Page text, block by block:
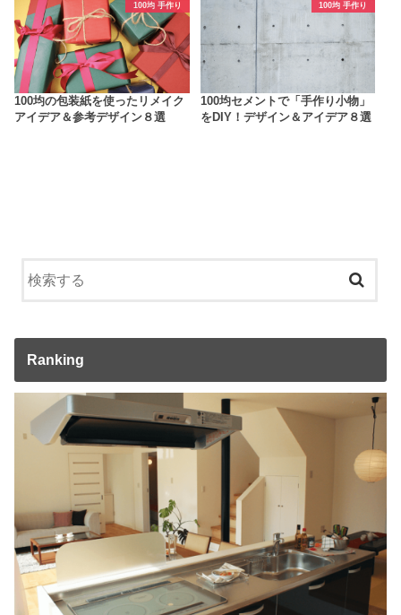
100均 手作り
100均の包装紙を使ったリメイク
アイデア＆参考デザイン８選
100均 手作り
100均セメントで「手作り小物」
をDIY！デザイン＆アイデア８選
Ranking